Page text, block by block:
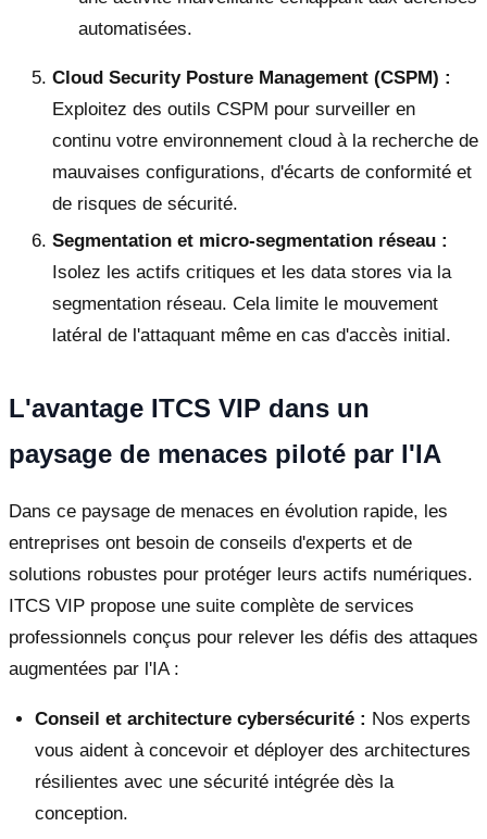
automatisées.
Cloud Security Posture Management (CSPM) :
Exploitez des outils CSPM pour surveiller en
continu votre environnement cloud à la recherche de
mauvaises configurations, d'écarts de conformité et
de risques de sécurité.
Segmentation et micro-segmentation réseau :
Isolez les actifs critiques et les data stores via la
segmentation réseau. Cela limite le mouvement
latéral de l'attaquant même en cas d'accès initial.
L'avantage ITCS VIP dans un
paysage de menaces piloté par l'IA
Dans ce paysage de menaces en évolution rapide, les
entreprises ont besoin de conseils d'experts et de
solutions robustes pour protéger leurs actifs numériques.
ITCS VIP propose une suite complète de services
professionnels conçus pour relever les défis des attaques
augmentées par l'IA :
Conseil et architecture cybersécurité : Nos experts
vous aident à concevoir et déployer des architectures
résilientes avec une sécurité intégrée dès la
conception.